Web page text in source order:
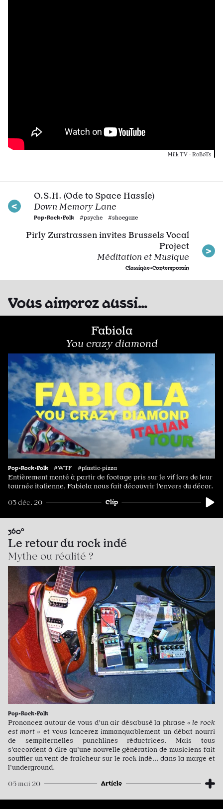
Milk TV - RoBoTs
O.S.H. (Ode to Space Hassle)
Down Memory Lane
Pop•Rock•Folk #psyche #shoegaze
Pirly Zurstrassen invites Brussels Vocal
Project
Méditation et Musique
Classique•Contemporain
Vous aimerez aussi…
Fabiola
You crazy diamond
Pop•Rock•Folk #WTF #plastic·pizza
Entièrement monté à partir de footage pris sur le vif lors de leur
tournée italienne, Fabiola nous fait découvrir l'envers du décor.
03 déc. 20 Clip
360°
Le retour du rock indé
Mythe ou réalité ?
Pop•Rock•Folk
Prononcez autour de vous d’un air désabusé la phrase « le rock
est mort » et vous lancerez immanquablement un débat nourri
de sempiternelles punchlines réductrices. Mais tous
s’accordent à dire qu’une nouvelle génération de musiciens fait
souffler un vent de fraîcheur sur le rock indé... dans la marge et
l’underground.
05 mai 20 Article